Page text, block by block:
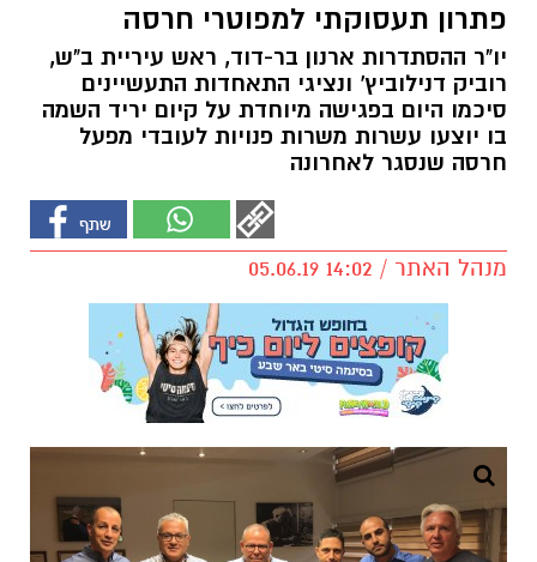
פתרון תעסוקתי למפוטרי חרסה
יו"ר ההסתדרות ארנון בר-דוד, ראש עיריית ב"ש,
רוביק דנילוביץ' ונציגי התאחדות התעשיינים
סיכמו היום בפגישה מיוחדת על קיום יריד השמה
בו יוצעו עשרות משרות פנויות לעובדי מפעל
חרסה שנסגר לאחרונה
מנהל האתר / 14:02 05.06.19